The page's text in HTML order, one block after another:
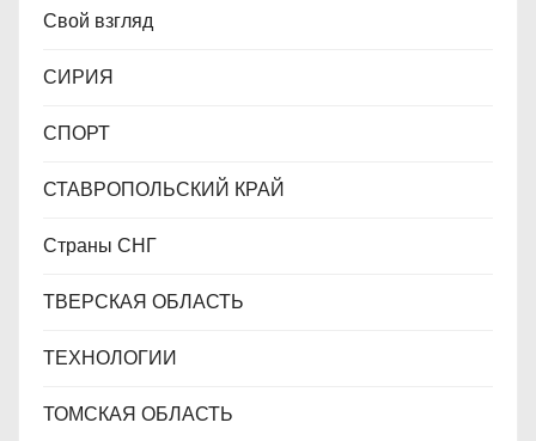
Свой взгляд
СИРИЯ
СПОРТ
СТАВРОПОЛЬСКИЙ КРАЙ
Страны СНГ
ТВЕРСКАЯ ОБЛАСТЬ
ТЕХНОЛОГИИ
ТОМСКАЯ ОБЛАСТЬ